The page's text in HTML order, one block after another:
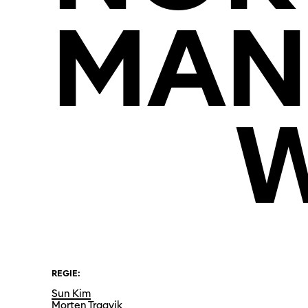
MAN
REGIE:
Sun Kim
Morten Traavik